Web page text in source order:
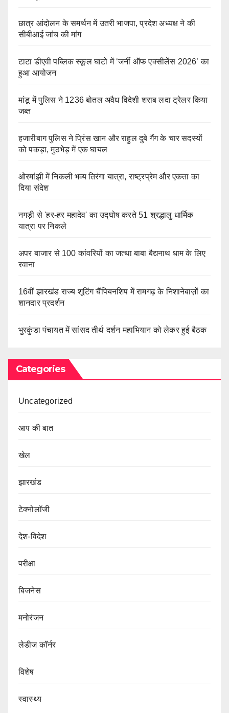
छात्र आंदोलन के समर्थन में उतरी भाजपा, प्रदेश अध्यक्ष ने की
सीबीआई जांच की मांग
टाटा डीएवी पब्लिक स्कूल घाटो में ‘जर्नी ऑफ एक्सीलेंस 2026’ का
हुआ आयोजन
मांडू में पुलिस ने 1236 बोतल अवैध विदेशी शराब लदा ट्रेलर किया
जब्त
हजारीबाग पुलिस ने प्रिंस खान और राहुल दुबे गैंग के चार सदस्यों
को पकड़ा, मुठभेड़ में एक घायल
ओरमांझी में निकली भव्य तिरंगा यात्रा, राष्ट्रप्रेम और एकता का
दिया संदेश
नगड़ी से 'हर-हर महादेव' का उद्घोष करते 51 श्रद्धालु धार्मिक
यात्रा पर निकले
अपर बाजार से 100 कांवरियों का जत्था बाबा बैद्यनाथ धाम के लिए
रवाना
16वीं झारखंड राज्य शूटिंग चैंपियनशिप में रामगढ़ के निशानेबाज़ों का
शानदार प्रदर्शन
भुरकुंडा पंचायत में सांसद तीर्थ दर्शन महाभियान को लेकर हुई बैठक
Categories
Uncategorized
आप की बात
खेल
झारखंड
टेक्नोलॉजी
देश-विदेश
परीक्षा
बिजनेस
मनोरंजन
लेडीज कॉर्नर
विशेष
स्वास्थ्य